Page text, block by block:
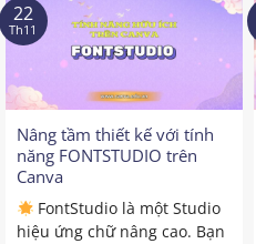
Nâng tầm thiết kế với tính
năng FONTSTUDIO trên
Canva
FontStudio là một Studio
hiệu ứng chữ nâng cao. Bạn
22
Th11